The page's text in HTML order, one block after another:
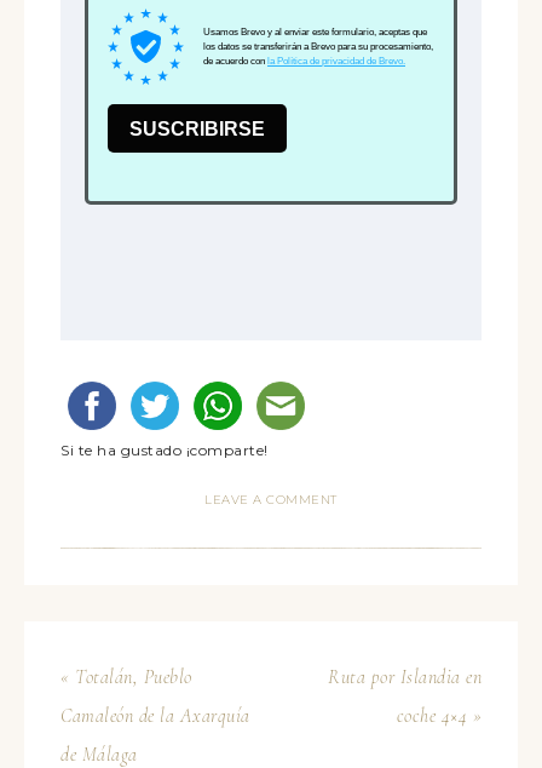
Si te ha gustado ¡comparte!
LEAVE A COMMENT
« Totalán, Pueblo
Camaleón de la Axarquía
de Málaga
Ruta por Islandia en
coche 4×4 »